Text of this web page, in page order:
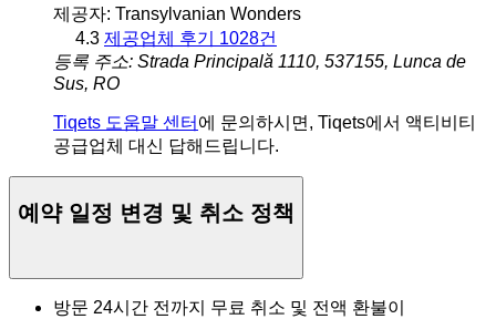
제공자: Transylvanian Wonders
4.3 제공업체 후기 1028건
등록 주소: Strada Principală 1110, 537155, Lunca de
Sus, RO
Tiqets 도움말 센터 에 문의하시면, Tiqets에서 액티비티
공급업체 대신 답해드립니다.
예약 일정 변경 및 취소 정책
방문 24시간 전까지 무료 취소 및 전액 환불이